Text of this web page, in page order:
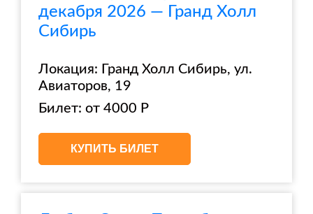
декабря 2026 — Гранд Холл
Сибирь
Локация: Гранд Холл Сибирь, ул.
Авиаторов, 19
Билет: от 4000 Р
КУПИТЬ БИЛЕТ